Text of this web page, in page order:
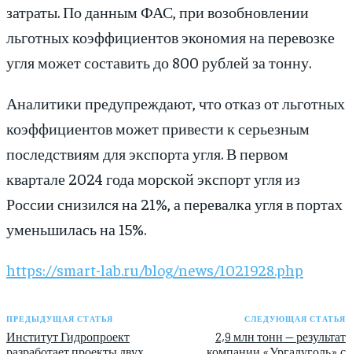
затраты. По данным ФАС, при возобновлении
льготных коэффициентов экономия на перевозке
угля может составить до 800 рублей за тонну.
Аналитики предупреждают, что отказ от льготных
коэффициентов может привести к серьезным
последствиям для экспорта угля. В первом
квартале 2024 года морской экспорт угля из
России снизился на 21%, а перевалка угля в портах
уменьшилась на 15%.
https://smart-lab.ru/blog/news/1021928.php
ПРЕДЫДУЩАЯ СТАТЬЯ
Институт Гидропроект
СЛЕДУЮЩАЯ СТАТЬЯ
2,9 млн тонн — результат